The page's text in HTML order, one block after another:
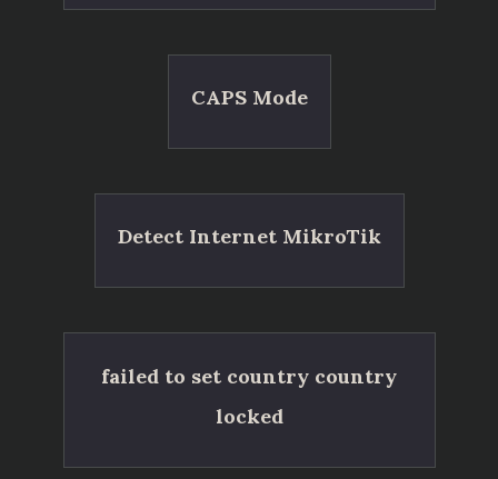
CAPS Mode
Detect Internet MikroTik
failed to set country country
locked